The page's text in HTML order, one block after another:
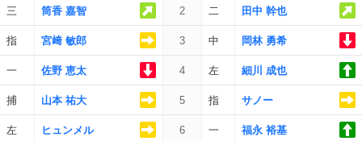
三 筒香 嘉智 2 二 田中 幹也
指 宮﨑 敏郎 3 中 岡林 勇希
一 佐野 恵太 4 左 細川 成也
捕 山本 祐大 5 指 サノー
左 ヒュンメル 6 一 福永 裕基